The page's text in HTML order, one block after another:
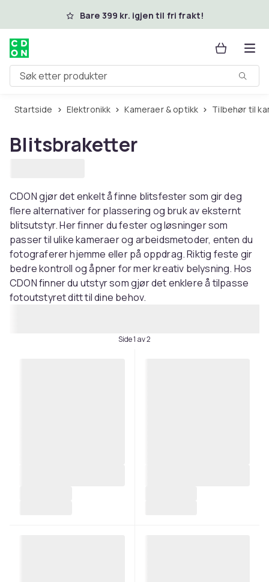
Hopp til hovedinnholdBare 399 kr. igjen til fri frakt!
Søk etter produkter
Startside Elektronikk Kameraer & optikk Tilbehør til
Blitsbraketter
CDON gjør det enkelt å finne blitsfester som gir deg
flere alternativer for plassering og bruk av eksternt
blitsutstyr. Her finner du fester og løsninger som
passer til ulike kameraer og arbeidsmetoder, enten du
fotograferer hjemme eller på oppdrag. Riktig feste gir
bedre kontroll og åpner for mer kreativ belysning. Hos
CDON finner du utstyr som gjør det enklere å tilpasse
fotoutstyret ditt til dine behov.
Side 1 av 2